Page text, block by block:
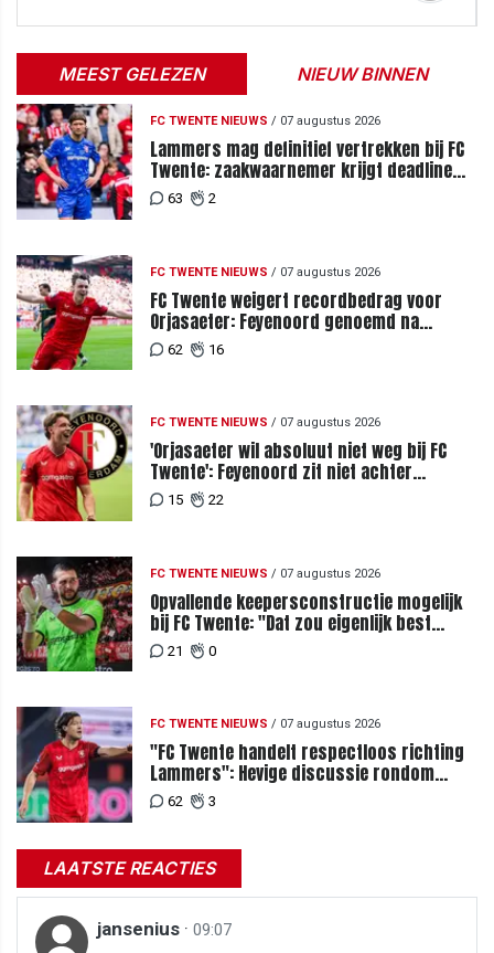
MEEST GELEZEN NIEUW BINNEN
FC TWENTE NIEUWS / 07 augustus 2026
Lammers mag definitief vertrekken bij FC
Twente: zaakwaarnemer krijgt deadline
vanwege komst vervanger
63 2
FC TWENTE NIEUWS / 07 augustus 2026
FC Twente weigert recordbedrag voor
Orjasaeter: Feyenoord genoemd na
megabod
62 16
FC TWENTE NIEUWS / 07 augustus 2026
'Orjasaeter wil absoluut niet weg bij FC
Twente': Feyenoord zit niet achter
recordbod
15 22
FC TWENTE NIEUWS / 07 augustus 2026
Opvallende keepersconstructie mogelijk
bij FC Twente: "Dat zou eigenlijk best
kunnen"
21 0
FC TWENTE NIEUWS / 07 augustus 2026
"FC Twente handelt respectloos richting
Lammers": Hevige discussie rondom
degradatie tot derde spits
62 3
LAATSTE REACTIES
jansenius · 09:07